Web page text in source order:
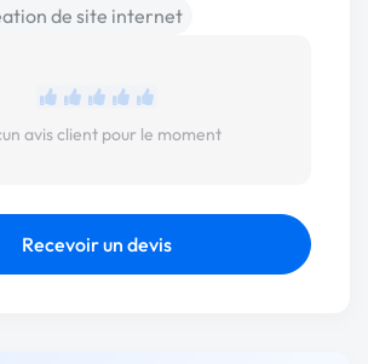
de site internet
avis client pour le moment
Recevoir un devis